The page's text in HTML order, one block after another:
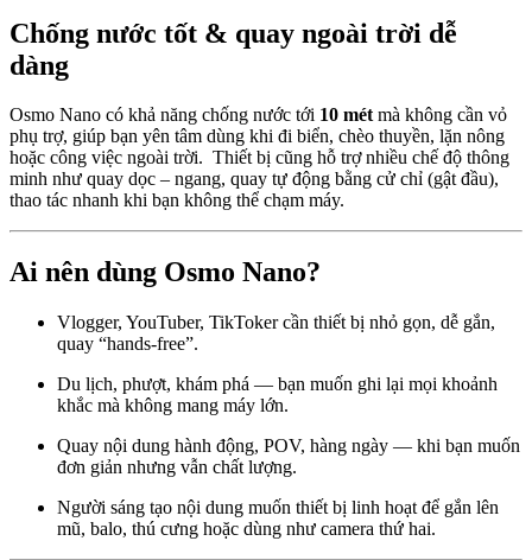
Chống nước tốt & quay ngoài trời dễ
dàng
Osmo Nano có khả năng chống nước tới 10 métmà không cần vỏ
phụ trợ, giúp bạn yên tâm dùng khi đi biển, chèo thuyền, lặn nông
hoặc công việc ngoài trời. Thiết bị cũng hỗ trợ nhiều chế độ thông
minh như quay dọc – ngang, quay tự động bằng cử chỉ (gật đầu),
thao tác nhanh khi bạn không thể chạm máy.
Ai nên dùng Osmo Nano?
Vlogger, YouTuber, TikToker cần thiết bị nhỏ gọn, dễ gắn,
quay “hands-free”.
Du lịch, phượt, khám phá — bạn muốn ghi lại mọi khoảnh
khắc mà không mang máy lớn.
Quay nội dung hành động, POV, hàng ngày — khi bạn muốn
đơn giản nhưng vẫn chất lượng.
Người sáng tạo nội dung muốn thiết bị linh hoạt để gắn lên
mũ, balo, thú cưng hoặc dùng như camera thứ hai.